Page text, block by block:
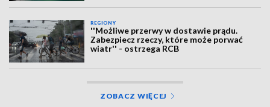
REGIONY
''Możliwe przerwy w dostawie prądu.
Zabezpiecz rzeczy, które może porwać
wiatr'' - ostrzega RCB
ZOBACZ WIĘCEJ